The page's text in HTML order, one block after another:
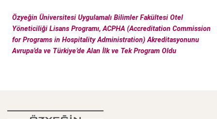
Özyeğin Üniversitesi Uygulamalı Bilimler Fakültesi Otel
Yöneticiliği Lisans Programı, ACPHA (Accreditation Commission
for Programs in Hospitality Administration) Akreditasyonunu
Avrupa’da ve Türkiye’de Alan İlk ve Tek Program Oldu